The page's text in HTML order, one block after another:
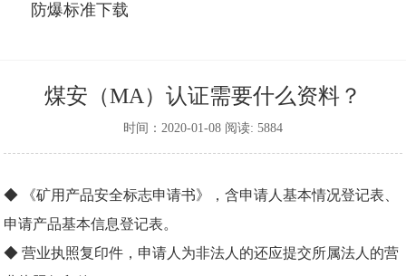
防爆标准下载
煤安（MA）认证需要什么资料？
时间：2020-01-08 阅读: 5884
◆ 《矿用产品安全标志申请书》，含申请人基本情况登记表、
申请产品基本信息登记表。
◆ 营业执照复印件，申请人为非法人的还应提交所属法人的营